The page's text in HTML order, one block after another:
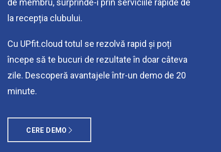
de membru, surprinde-i prin serviciile rapide de
la recepția clubului.
Cu UPfit.cloud totul se rezolvă rapid și poți
începe să te bucuri de rezultate în doar câteva
zile. Descoperă avantajele într-un demo de 20
minute.
CERE DEMO